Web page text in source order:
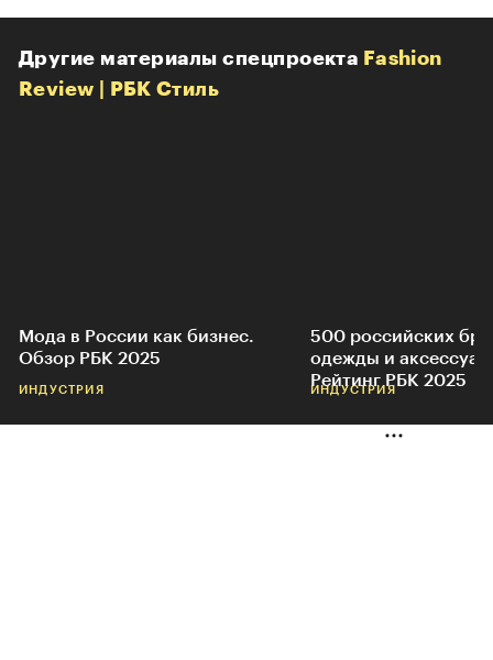
Другие материалы спецпроекта Fashion
Review | РБК Стиль
Мода в России как бизнес.
Обзор РБК 2025
ИНДУСТРИЯ
500 российских
одежды и
Рейтинг РБК 2025
ИНДУСТРИЯ